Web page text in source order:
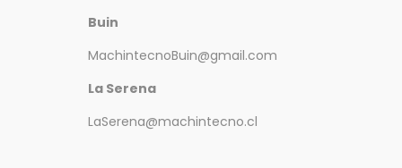
Buin
MachintecnoBuin@gmail.com
La Serena
LaSerena@machintecno.cl